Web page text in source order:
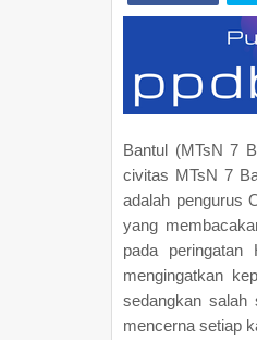
Bantul (MTsN 7
civitas MTsN 7
adalah pengurus
yang
pada
mengingatkan
sedangkan salah
mencerna setiap